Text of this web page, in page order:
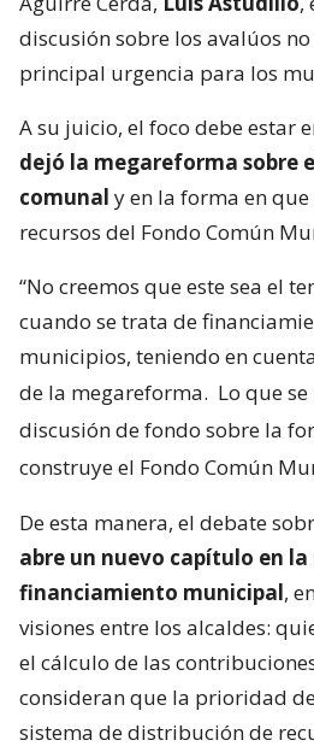
discusión sobre los avalúos
principal urgencia para los
A su juicio, el foco debe estar
dejó la megareforma sobre
comunal y en la forma en
recursos del Fondo Común
“No creemos que este sea el
cuando se trata de
municipios, teniendo en
de la megareforma. Lo que
discusión de fondo sobre la
construye el Fondo Común
De esta manera, el debate
abre un nuevo capítulo en la
financiamiento municipal,
visiones entre los alcaldes:
el cálculo de las
consideran que la prioridad
sistema de distribución de